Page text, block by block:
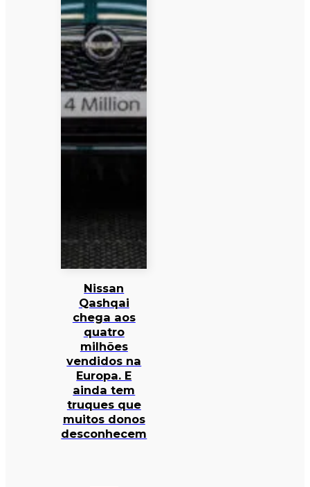
Nissan
Qashqai
chega aos
quatro
milhões
vendidos na
Europa. E
ainda tem
truques que
muitos donos
desconhecem